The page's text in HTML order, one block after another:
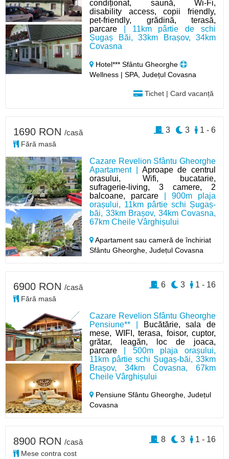
condiționat, saună, Wi-Fi,
disability access, copii friendly,
pet-friendly, grădină, terasă,
parcare | 11km pârtie de schi
Șugaș Băi, 33km Brașov, 34km
Covasna
Hotel*** Sfântu Gheorghe
Wellness | SPA, Județul Covasna
Tichet | Card vacanță
Cazare Revelion Sfântu Gheorghe
Apartament | Aproape de centrul
orasului, Wifi, bucatarie,
sufragerie-living, 3 camere, 2
balcoane, parcare | 900m plaja
orașului, 11km pârtie schi Șugaș-
băi, 33km Brașov, 34km Covasna,
67km Cheile Vârghișului
Apartament sau cameră de închiriat
Sfântu Gheorghe,Județul Covasna
1690 RON /casă
Fără masă
1 - 6
3
3
Cazare Revelion Sfântu Gheorghe
Pensiune** |
Bucătărie, sala de
mese, WIFI, terasa, foisor, cuptor,
grătar, leagăn, loc de joaca,
parcare | 500m plaja orașului,
11km pârtie schi Șugaș-băi, 33km
Brașov, 34km Covasna, 67km
Cheile Vârghișului
Pensiune Sfântu Gheorghe,Județul
Covasna
6900 RON /casă
Fără masă
1 - 16
3
6
8900 RON /casă
Mese contra cost
1 - 16
3
8